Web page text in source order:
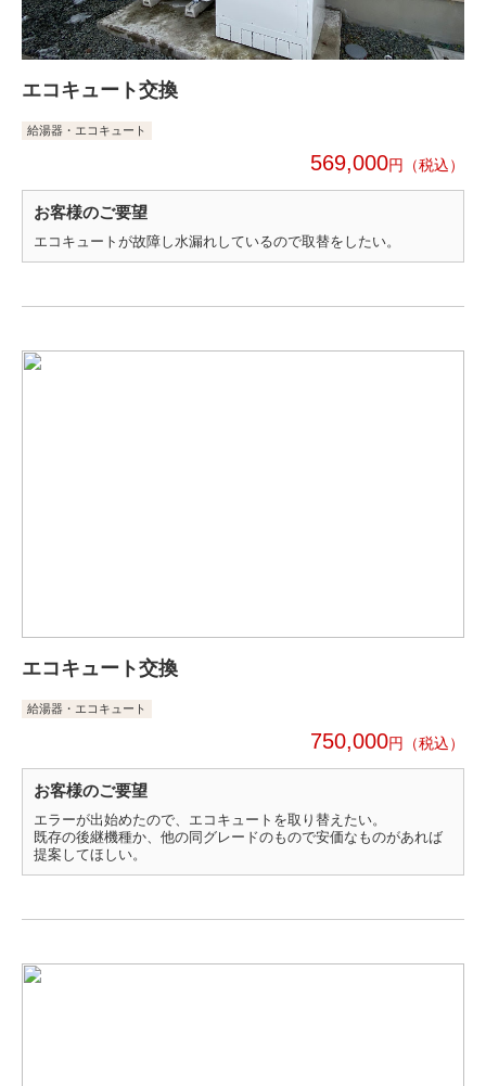
エコキュート交換
給湯器・エコキュート
569,000円
お客様のご要望
エコキュートが故障し水漏れしているので取替をしたい。
エコキュート交換
給湯器・エコキュート
750,000円
お客様のご要望
エラーが出始めたので、エコキュートを取り替えたい。
既存の後継機種か、他の同グレードのもので安価なものがあれば
提案してほしい。